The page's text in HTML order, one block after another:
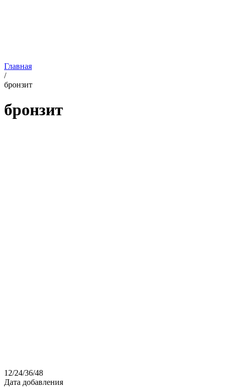
Главная
/
бронзит
бронзит
12/24/36/48
Дата добавления